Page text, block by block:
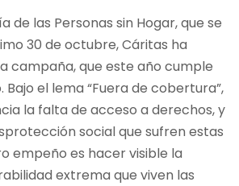
de las Personas sin Hogar, que se
30 de octubre, Cáritas ha
campaña, que este año cumple
Bajo el lema “Fuera de cobertura”,
la falta de acceso a derechos, y
social que sufren estas
empeño es hacer visible la
extrema que viven las